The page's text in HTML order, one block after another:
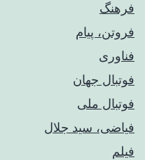
فرهنگ
فروتن، پیام
فناوری
فوتبال جهان
فوتبال ملی
فیاضی، سید جلال
فیلم